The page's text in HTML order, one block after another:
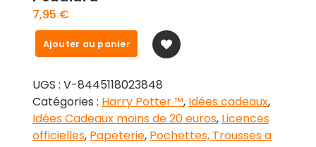
7,95 €
quantité
de
à
crayons
Harry
Potter
Ajouter au panier
UGS : V-8445118023848
Catégories : Harry Potter ™, Idées cadeaux,
Idées Cadeaux moins de 20 euros, Licences
officielles, Papeterie, Pochettes, Trousses a